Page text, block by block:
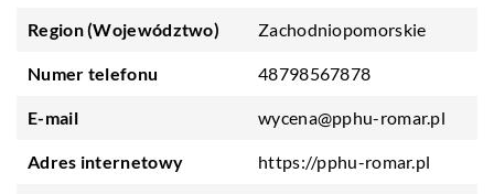
Region (Województwo) Zachodniopomorskie
Numer telefonu 48798567878
E-mail wycena@pphu-romar.pl
Adres internetowy https://pphu-romar.pl